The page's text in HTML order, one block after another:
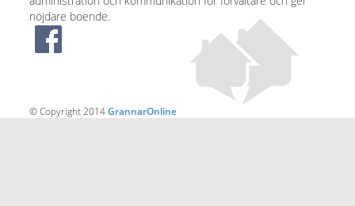
nöjdare boende.
© Copyright 2014GrannarOnline